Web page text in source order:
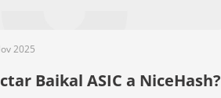
2025
Baikal ASIC a NiceHash?